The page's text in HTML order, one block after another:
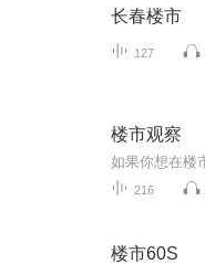
长春楼市
127
楼市观察
216
楼市60S